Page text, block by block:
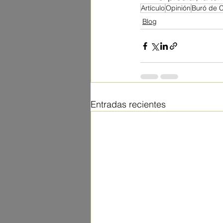
ArtículoOpinión Buró de
Blog
Entradas recientes